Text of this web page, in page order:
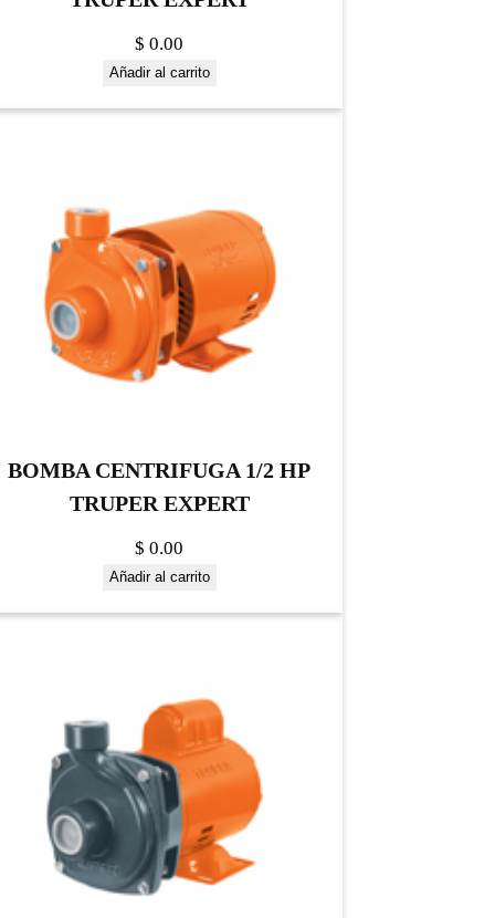
$ 0.00
Añadir al carrito
BOMBA CENTRIFUGA 1/2 HP
TRUPER EXPERT
$ 0.00
Añadir al carrito